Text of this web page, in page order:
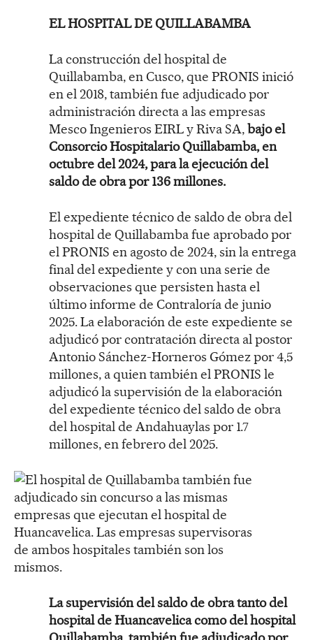
EL HOSPITAL DE QUILLABAMBA
La construcción del hospital de
Quillabamba, en Cusco, que PRONIS inició
en el 2018, también fue adjudicado por
administración directa a las empresas
Mesco Ingenieros EIRL y Riva SA,bajo el
Consorcio Hospitalario Quillabamba, en
octubre del 2024, para la ejecución del
saldo de obra por 136 millones.
El expediente técnico de saldo de obra del
hospital de Quillabamba fue aprobado por
el PRONIS en agosto de 2024, sin la entrega
final del expediente y con una serie de
observaciones que persisten hasta el
último informe de Contraloría de junio
2025. La elaboración de este expediente se
adjudicó por contratación directa al postor
Antonio Sánchez-Horneros Gómez por 4,5
millones, a quien también el PRONIS le
adjudicó la supervisión de la elaboración
del expediente técnico del saldo de obra
del hospital de Andahuaylas por 1.7
millones, en febrero del 2025.
La supervisión del saldo de obra tanto del
hospital de Huancavelica como del hospital